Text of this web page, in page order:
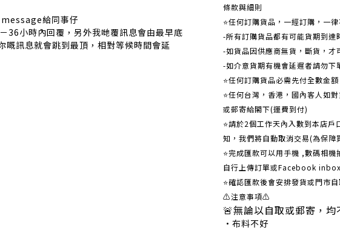
給同事仔
36小時內回覆，另外我哋覆訊息會由最早底
嘅訊息就會跳到最頂，相對等候時間會延
條款與細則
⭐任何訂購貨品，一經訂購，一
-所有訂購貨品都有可能貨期到達
-如貨品因供應商無貨，斷貨，才
-如介意貨期有機會延遲者請勿下
⭐任何訂購貨品必需先付全數金
⭐任何台灣，香港，國內客人如
或郵寄給閣下(運費到付)
​​⭐請於2個工作天內入數到本店
知，我們將自動取消交易(為保
⭐完成匯款可以用手機 ,數碼相
自行上傳訂單或Facebook
⭐確認匯款後會安排發貨或門市
⚠注意事項⚠
🚨無論以自取或郵寄，
•布料不好 •